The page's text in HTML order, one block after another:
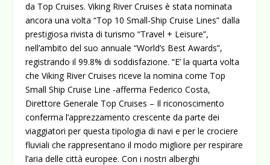
da Top Cruises. Viking River Cruises è stata nominata
ancora una volta “Top 10 Small-Ship Cruise Lines” dalla
prestigiosa rivista di turismo “Travel + Leisure”,
nell’ambito del suo annuale “World’s Best Awards”,
registrando il 99.8% di soddisfazione.“E’ la quarta volta
che Viking River Cruises riceve la nomina come Top
Small Ship Cruise Line -afferma Federico Costa,
Direttore Generale Top Cruises – Il riconoscimento
conferma l’apprezzamento crescente da parte dei
viaggiatori per questa tipologia di navi e per le crociere
fluviali che rappresentano il modo migliore per respirare
l’aria delle città europee. Con i nostri alberghi